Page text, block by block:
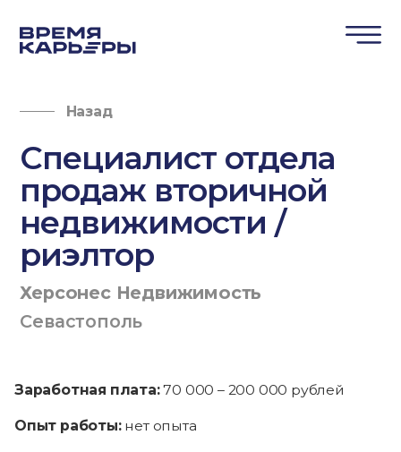
Назад
Специалист отдела
продаж вторичной
недвижимости /
риэлтор
Херсонес Недвижимость
Севастополь
Заработная плата:70 000 – 200 000 рублей
Опыт работы:нет опыта